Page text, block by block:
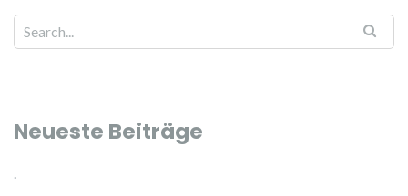
Search for:
Neueste Beiträge
.